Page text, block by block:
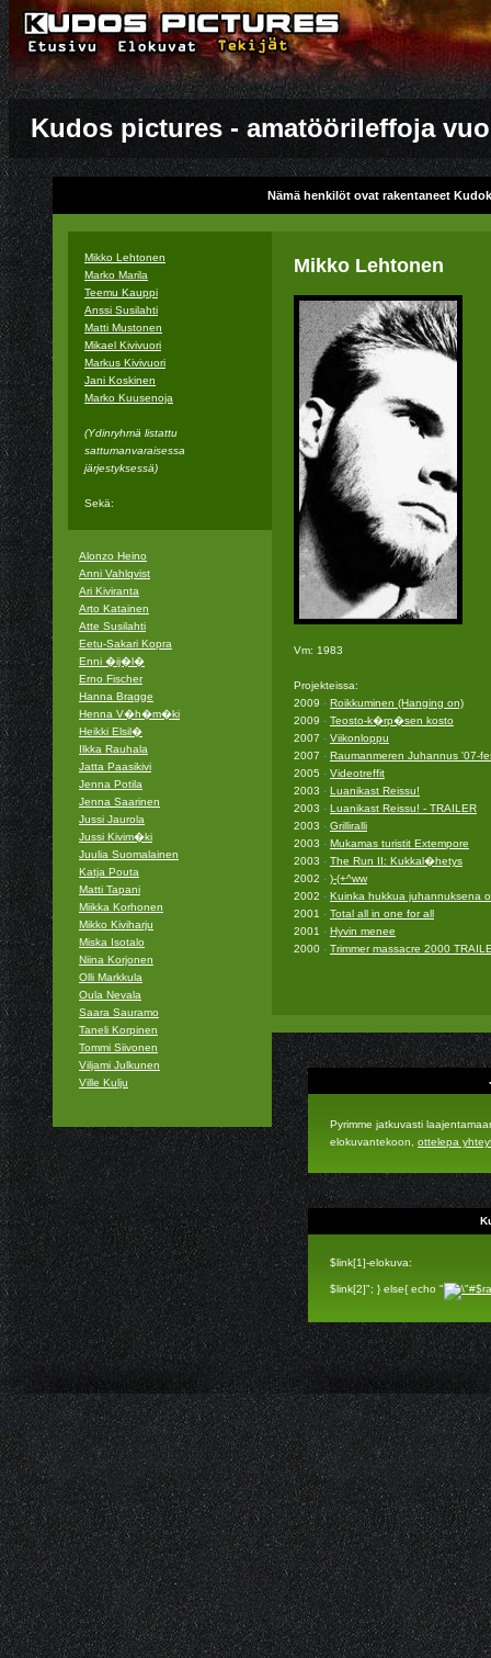
Kudos pictures - amatöörileffoja
Nämä henkilöt ovat rakentaneet
Mikko Lehtonen
Marko Marila
Teemu Kauppi
Anssi Susilahti
Matti Mustonen
Mikael Kivivuori
Markus Kivivuori
Jani Koskinen
Marko Kuusenoja
(Ydinryhmä listattu
sattumanvaraisessa
järjestyksessä)
Sekä:
Alonzo Heino
Anni Vahlqvist
Ari Kiviranta
Arto Katainen
Atte Susilahti
Eetu-Sakari Kopra
Enni �ij�l�
Erno Fischer
Hanna Bragge
Henna V�h�m�ki
Heikki Elsil�
Ilkka Rauhala
Jatta Paasikivi
Jenna Potila
Jenna Saarinen
Jussi Jaurola
Jussi Kivim�ki
Juulia Suomalainen
Katja Pouta
Matti Tapani
Miikka Korhonen
Mikko Kiviharju
Miska Isotalo
Niina Korjonen
Olli Markkula
Oula Nevala
Saara Sauramo
Taneli Korpinen
Tommi Siivonen
Viljami Julkunen
Ville Kulju
Mikko Lehtonen
Vm: 1983
Projekteissa:
2009 - Roikkuminen (Hanging on)
2009 - Teosto-k�rp�sen kosto
2007 - Viikonloppu
2007 - Raumanmeren Juhannus '07-
2005 - Videotreffit
2003 - Luanikast Reissu!
2003 - Luanikast Reissu! - TRAILER
2003 - Grilliralli
2003 - Mukamas turistit Extempore
2003 - The Run II: Kukkal�hetys
2002 - )-(+^ww
2002 - Kuinka hukkua juhannuksena
2001 - Total all in one for all
2001 - Hyvin menee
2000 - Trimmer massacre 2000
Pyrimme jatkuvasti
elokuvantekoon, ottelepa
$link[1]-elokuva:
$link[2]"; } else{ echo "